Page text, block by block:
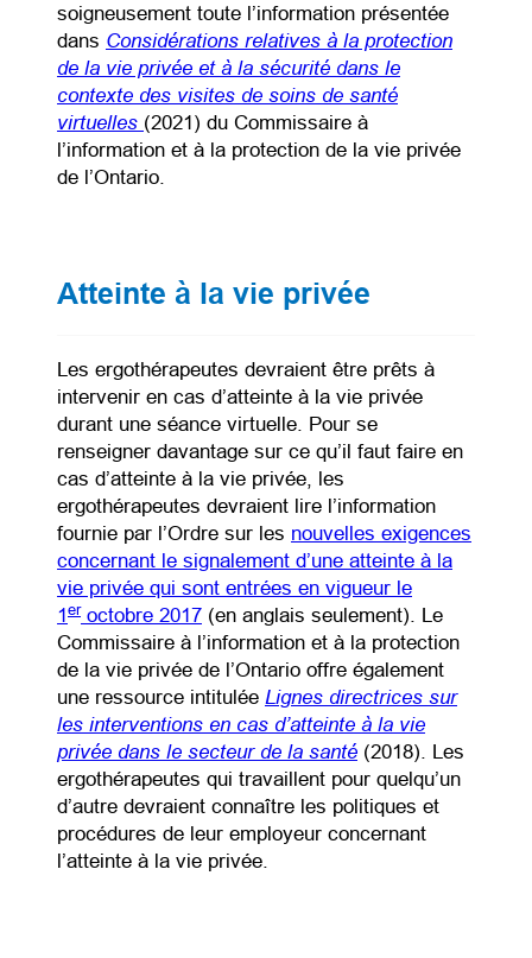
soigneusement toute l’information présentée
dans Considérations relatives à la protection
de la vie privée et à la sécurité dans le
contexte des visites de soins de santé
virtuelles (opens PDF)
(opens in a new tab)
(2021) du Commissaire à
l’information et à la protection de la vie privée
de l’Ontario.
Atteinte à la vie privée
Les ergothérapeutes devraient être prêts à
intervenir en cas d’atteinte à la vie privée
durant une séance virtuelle. Pour se
renseigner davantage sur ce qu’il faut faire en
cas d’atteinte à la vie privée, les
ergothérapeutes devraient lire l’information
fournie par l’Ordre sur les nouvelles exigences
concernant le signalement d’une atteinte à la
vie privée qui sont entrées en vigueur le
1er octobre 2017(opens in a new tab)
(en anglais seulement). Le
Commissaire à l’information et à la protection
de la vie privée de l’Ontario offre également
une ressource intitulée Lignes directrices sur
les interventions en cas d’atteinte à la vie
privée dans le secteur de la santé(opens in a new
(2018). Les
ergothérapeutes qui travaillent pour quelqu’un
d’autre devraient connaître les politiques et
procédures de leur employeur concernant
l’atteinte à la vie privée.